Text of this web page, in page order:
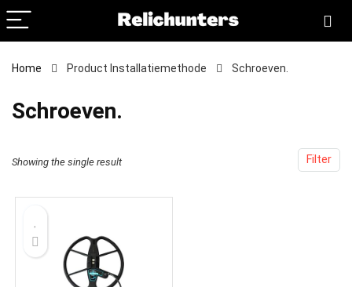
Home Product Installatiemethode ‎Schroeven.
‎Schroeven.
Filter
Showing the single result